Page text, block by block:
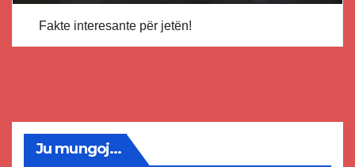
Fakte interesante për jetën!
Ju mungoj...